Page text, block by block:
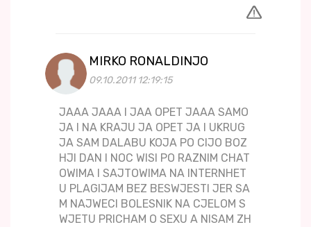
MIRKO RONALDINJO
09.10.2011 12:19:15
JAAA JAAA I JAA OPET JAAA SAMO
JA I NA KRAJU JA OPET JA I UKRUG
JA SAM DALABU KOJA PO CIJO BOZ
HJI DAN I NOC WISI PO RAZNIM CHAT
OWIMA I SAJTOWIMA NA INTERNHET
U PLAGIJAM BEZ BESWJESTI JER SA
M NAJWECI BOLESNIK NA CJELOM S
WJETU PRICHAM O SEXU A NISAM ZH